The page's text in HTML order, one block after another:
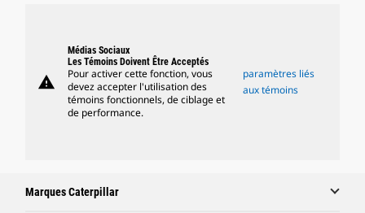
warning
Médias Sociaux
Les Témoins Doivent Être Acceptés
Pour activer cette fonction, vous
devez accepter l'utilisation des
témoins fonctionnels, de ciblage et
de performance.
paramètres liés
aux témoins
Marques Caterpillar